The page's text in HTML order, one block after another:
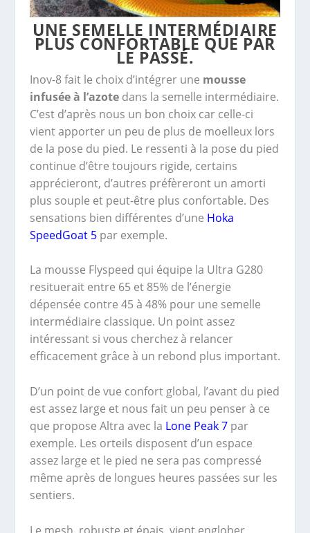
UNE SEMELLE INTERMÉDIAIRE
PLUS CONFORTABLE QUE PAR
LE PASSÉ.
Inov-8 fait le choix d’intégrer une mousse
infusée à l’azotedans la semelle intermédiaire.
C’est d’après nous un bon choix car celle-ci
vient apporter un peu de plus de moelleux lors
de la pose du pied. Le ressenti à la pose du pied
continue d’être toujours rigide, certains
apprécieront, d’autres préfèreront un amorti
plus souple et peut-être plus confortable. Des
sensations bien différentes d’une Hoka
SpeedGoat 5par exemple.
La mousse Flyspeed qui équipe la Ultra G280
resituerait entre 65 et 85% de l’énergie
dépensée contre 45 à 48% pour une semelle
intermédiaire classique. Un point assez
intéressant si vous cherchez à relancer
efficacement grâce à un rebond plus important.
D’un point de vue confort global, l’avant du pied
est assez large et nous fait un peu penser à ce
que propose Altra avec la Lone Peak 7 par
exemple. Les orteils disposent d’un espace
assez large et le pied ne sera pas compressé
même après de longues heures passées sur les
sentiers.
Le mesh, robuste et épais, vient englober